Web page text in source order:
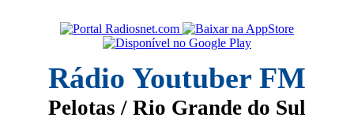
Rádio Youtuber FM
Pelotas / Rio Grande do Sul